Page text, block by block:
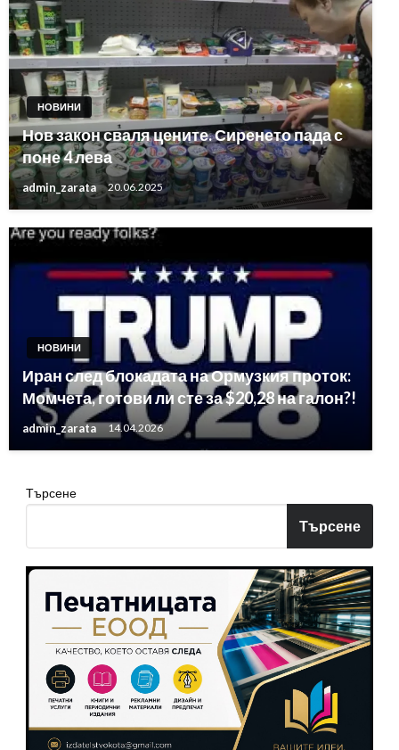
НОВИНИ
Нов закон сваля цените. Сиренето пада с
поне 4 лева
admin_zarata 20.06.2025
НОВИНИ
Иран след блокадата на Ормузкия проток:
Момчета, готови ли сте за $20,28 на галон?!
admin_zarata 14.04.2026
Търсене
Търсене